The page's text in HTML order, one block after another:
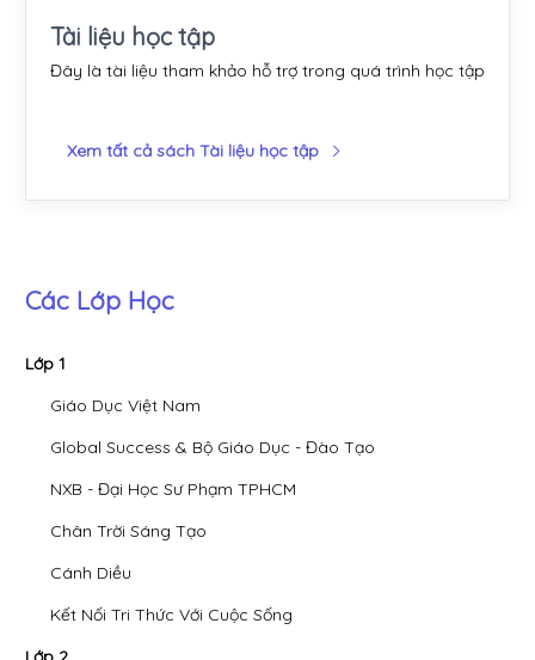
Tài liệu học tập
Đây là tài liệu tham khảo hỗ trợ trong quá trình học tập
Xem tất cả sách Tài liệu học tập
Các Lớp Học
Lớp 1
Giáo Dục Việt Nam
Global Success & Bộ Giáo Dục - Đào Tạo
NXB - Đại Học Sư Phạm TPHCM
Chân Trời Sáng Tạo
Cánh Diều
Kết Nối Tri Thức Với Cuộc Sống